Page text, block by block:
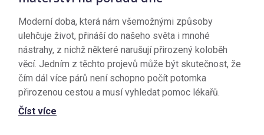
Moderní doba, která nám všemožnými způsoby
ulehčuje život, přináší do našeho světa i mnohé
nástrahy, z nichž některé narušují přirozený koloběh
věcí. Jedním z těchto projevů může být skutečnost, že
čím dál více párů není schopno počít potomka
přirozenou cestou a musí vyhledat pomoc lékařů.
Číst více